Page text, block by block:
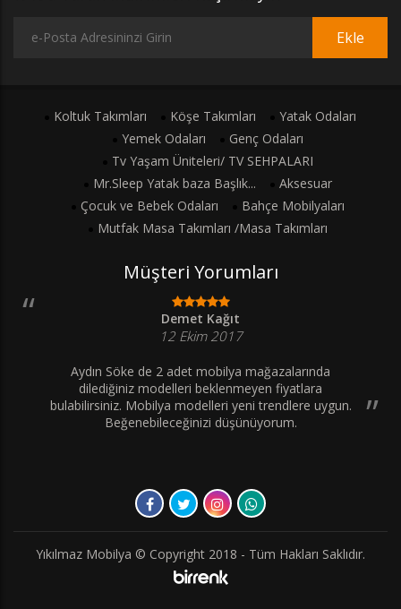
Ekle
Koltuk Takımları Köşe Takımları
Yatak Odaları
Yemek Odaları
Genç Odaları
Tv Yaşam Üniteleri/ TV SEHPALARI
Mr.Sleep Yatak baza Başlık...
Aksesuar
Çocuk ve Bebek Odaları
Bahçe Mobilyaları
Mutfak Masa Takımları /Masa Takımları
Müşteri Yorumları
Demet Kağıt
12 Ekim 2017
Aydın Söke de 2 adet mobilya mağazalarında
dilediğiniz modelleri beklenmeyen fiyatlara
bulabilirsiniz. Mobilya modelleri yeni trendlere uygun.
Beğenebileceğinizi düşünüyorum.
Yıkılmaz Mobilya © Copyright 2018 - Tüm Hakları Saklıdır.